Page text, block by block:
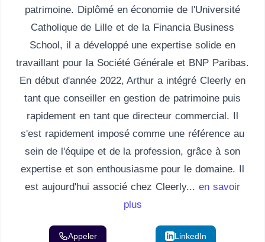
patrimoine. Diplômé en économie de l'Université
Catholique de Lille et de la Financia Business
School, il a développé une expertise solide en
travaillant pour la Société Générale et BNP Paribas.
En début d'année 2022, Arthur a intégré Cleerly en
tant que conseiller en gestion de patrimoine puis
rapidement en tant que directeur commercial. Il
s'est rapidement imposé comme une référence au
sein de l'équipe et de la profession, grâce à son
expertise et son enthousiasme pour le domaine. Il
est aujourd'hui associé chez Cleerly... en savoir
plus
Appeler LinkedIn